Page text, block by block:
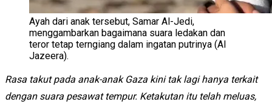
Ayah dari anak tersebut, Samar Al-Jedi,
menggambarkan bagaimana suara ledakan dan
teror tetap terngiang dalam ingatan putrinya (Al
Jazeera).
Rasa takut pada anak-anak Gaza kini tak lagi hanya terkait
dengan suara pesawat tempur. Ketakutan itu telah meluas,